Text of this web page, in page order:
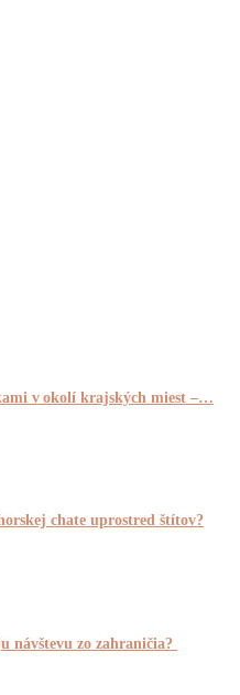
v okolí krajských miest –…
chate uprostred štítov?
návštevu zo zahraničia?